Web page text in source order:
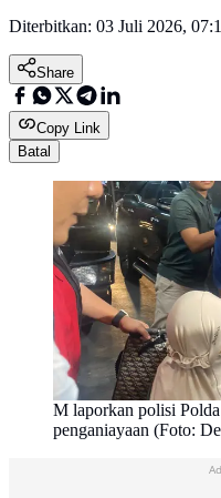
Diterbitkan: 03 Juli 2026,
Share
Copy Link
Batal
M laporkan polisi Polda
penganiayaan (Foto: